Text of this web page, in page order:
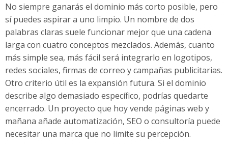
No siempre ganarás el dominio más corto posible, pero
sí puedes aspirar a uno limpio. Un nombre de dos
palabras claras suele funcionar mejor que una cadena
larga con cuatro conceptos mezclados. Además, cuanto
más simple sea, más fácil será integrarlo en logotipos,
redes sociales, firmas de correo y campañas publicitarias.
Otro criterio útil es la expansión futura. Si el dominio
describe algo demasiado específico, podrías quedarte
encerrado. Un proyecto que hoy vende páginas web y
mañana añade automatización, SEO o consultoría puede
necesitar una marca que no limite su percepción.